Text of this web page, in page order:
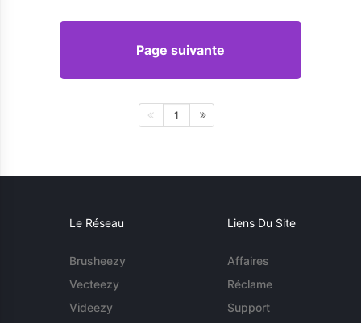
Page suivante
1
Le Réseau
Brusheezy
Vecteezy
Videezy
Liens Du Site
Affaires
Réclame
Support